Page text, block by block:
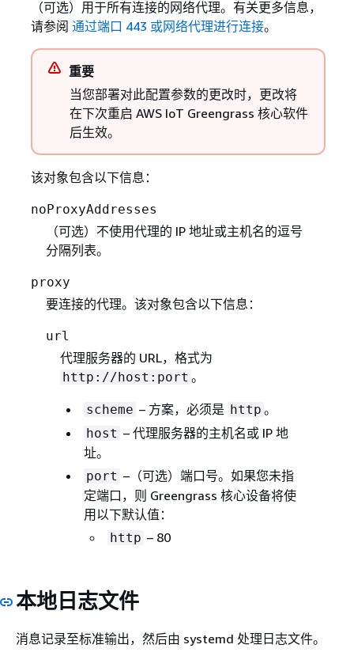
（可选）用于所有连接的网络代理。有关更多信息，
请参阅 通过端口 443 或网络代理进行连接。
重要
当您部署对此配置参数的更改时，更改将
在下次重启 AWS IoT Greengrass 核心软件
后生效。
该对象包含以下信息：
noProxyAddresses
（可选）不使用代理的 IP 地址或主机名的逗号
分隔列表。
proxy
要连接的代理。该对象包含以下信息：
url
代理服务器的 URL，格式为
http://host:port 。
scheme – 方案，必须是 http 。
host – 代理服务器的主机名或 IP 地
址。
port –（可选）端口号。如果您未指
定端口，则 Greengrass 核心设备将使
用以下默认值：
http – 80
本地日志文件
消息记录至标准输出，然后由 systemd 处理日志文件。